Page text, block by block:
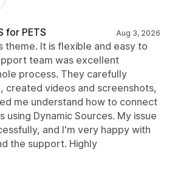
for PETS Aug 3, 2026
theme. It is flexible and easy to
team was excellent
process. They carefully
created videos and screenshots,
me understand how to connect
Dynamic Sources. My issue
and I'm very happy with
the support. Highly